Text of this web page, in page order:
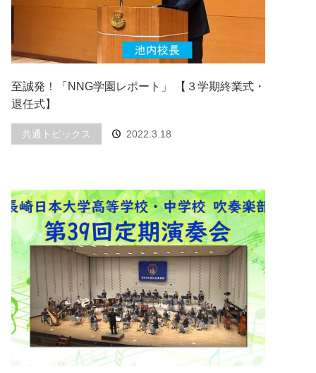
至誠発！「NNG学園レポート」 【３学期終業式・
退任式】
共通トピックス 2022.3.18